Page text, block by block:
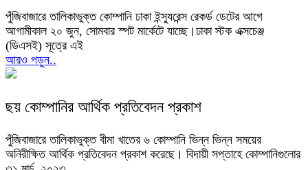
পুঁজিবাজারে তালিকাভুক্ত কোম্পানি ঢাকা ইন্স্যুরেন্স রেকর্ড ডেটের আগে
আগামীকাল ২০ জুন, সোমবার স্পট মার্কেটে যাচ্ছে।ঢাকা স্টক এক্সচেঞ্জ
(ডিএসই) সূত্রে এই
আরও পড়ুন..
ছয় কোম্পানির আর্থিক প্রতিবেদন প্রকাশ
পুঁজিবাজারে তালিকাভুক্ত বীমা খাতের ৬ কোম্পানি ভিন্ন ভিন্ন সময়ের
অনিরীক্ষিত আর্থিক প্রতিবেদন প্রকাশ করেছে। বিদায়ী সপ্তাহে কোম্পানিগুলোর